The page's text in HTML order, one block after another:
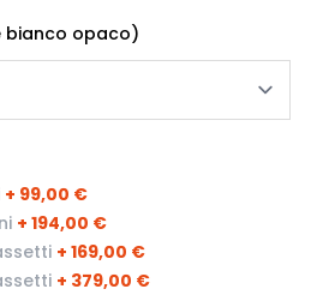
bianco opaco)
+ 99,00 €
+ 194,00 €
+ 169,00 €
+ 379,00 €